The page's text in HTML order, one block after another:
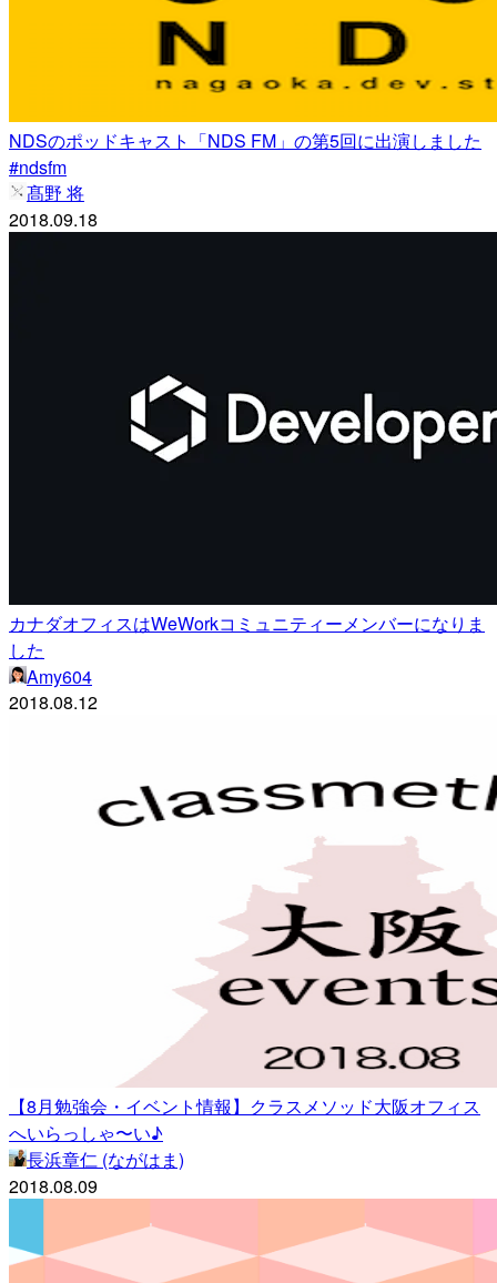
NDSのポッドキャスト「NDS FM」の第5回に出演しました
#ndsfm
髙野 将
2018.09.18
カナダオフィスはWeWorkコミュニティーメンバーになりま
した
Amy604
2018.08.12
【8月勉強会・イベント情報】クラスメソッド大阪オフィス
へいらっしゃ〜い♪
長浜章仁 (ながはま)
2018.08.09